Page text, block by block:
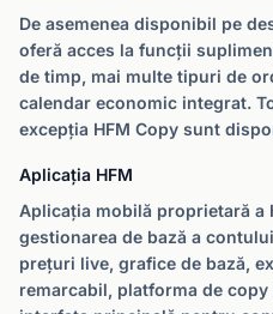
De asemenea disponibil pe
oferă acces la funcții
de timp, mai multe tipuri de
calendar economic integrat.
excepția HFM Copy sunt
Aplicația HFM
Aplicația mobilă proprietară a
gestionarea de bază a
prețuri live, grafice de bază,
remarcabil, platforma de